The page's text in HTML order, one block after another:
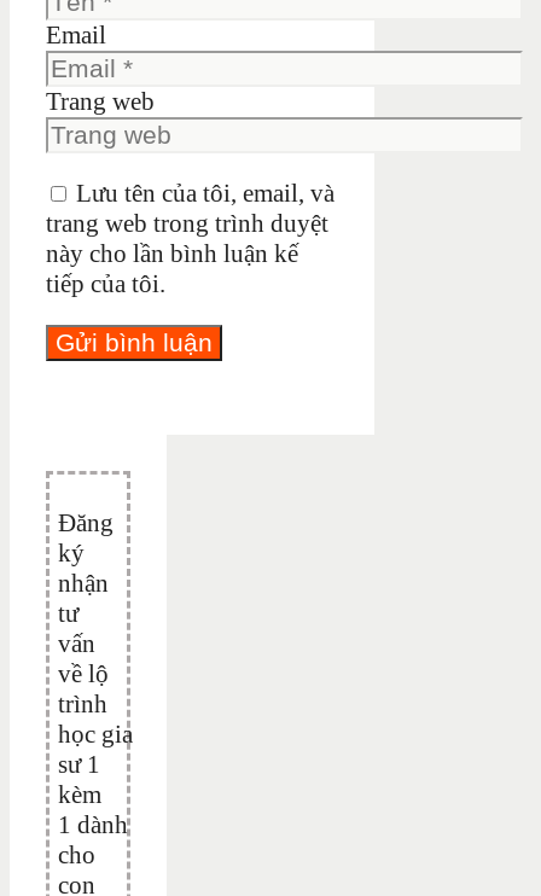
Email
Trang web
Lưu tên của tôi, email, và
trang web trong trình duyệt
này cho lần bình luận kế
tiếp của tôi.
Đăng
ký
nhận
tư
vấn
về lộ
trình
học gia
sư 1
kèm
1 dành
cho
con